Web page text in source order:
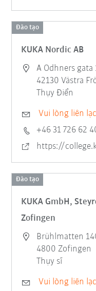
Đào tạo
KUKA Nordic AB
A Odhners gata
42130 Västra
Thụy Điển
Vui lòng liên
+46 31 726 62
https://
Đào tạo
KUKA GmbH,
Zofingen
Brühlmatten
4800 Zofingen
Thụy sĩ
Vui lòng liên